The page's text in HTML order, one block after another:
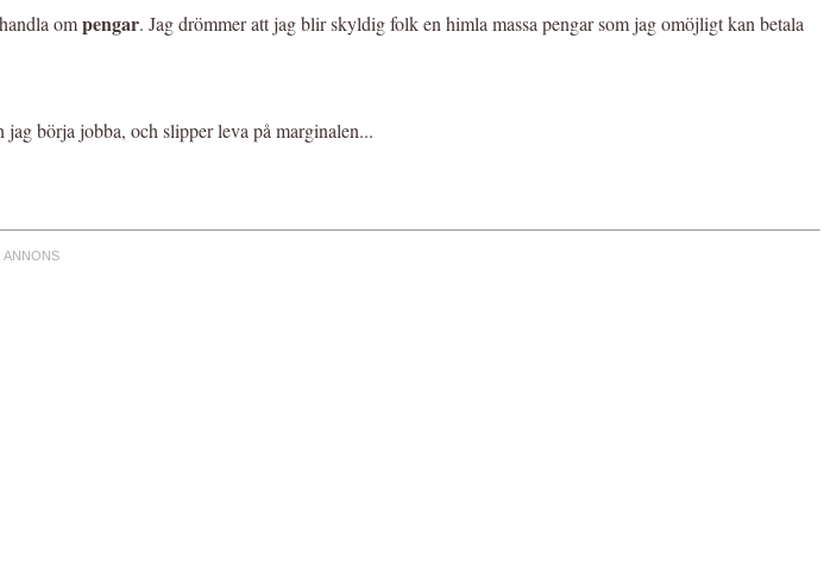
ompengar. Jag drömmer att jag blir skyldig folk en himla massa pengar som jag omöjligt kan betala
börja jobba, och slipper leva på marginalen...